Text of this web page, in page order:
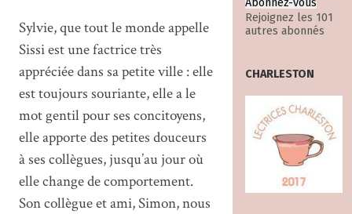
Abonnez-vous
Rejoignez les 101
autres abonnés
CHARLESTON
Sylvie, que tout le monde appelle
Sissi est une factrice très
appréciée dans sa petite ville : elle
est toujours souriante, elle a le
mot gentil pour ses concitoyens,
elle apporte des petites douceurs
à ses collègues, jusqu’au jour où
elle change de comportement.
Son collègue et ami, Simon, nous